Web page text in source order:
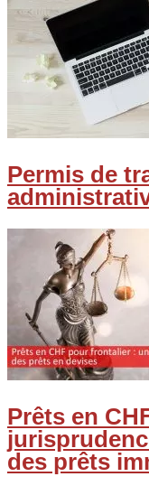
Permis de
Prêts en
des prêts